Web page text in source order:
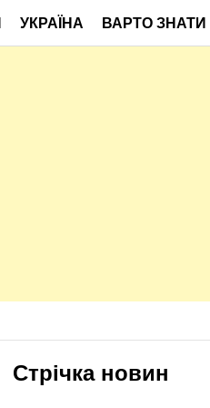
УКРАЇНА ВАРТО ЗНАТИ
Стрічка новин